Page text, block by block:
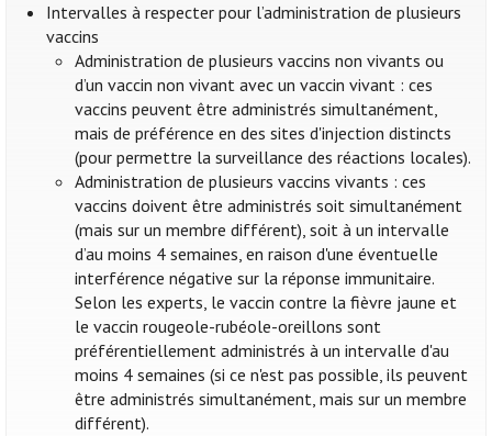
Intervalles à respecter pour l’administration de plusieurs
vaccins
Administration de plusieurs vaccins non vivants ou
d’un vaccin non vivant avec un vaccin vivant : ces
vaccins peuvent être administrés simultanément,
mais de préférence en des sites d'injection distincts
(pour permettre la surveillance des réactions locales).
Administration de plusieurs vaccins vivants : ces
vaccins doivent être administrés soit simultanément
(mais sur un membre différent), soit à un intervalle
d’au moins 4 semaines, en raison d'une éventuelle
interférence négative sur la réponse immunitaire.
Selon les experts, le vaccin contre la fièvre jaune et
le vaccin rougeole-rubéole-oreillons sont
préférentiellement administrés à un intervalle d'au
moins 4 semaines (si ce n'est pas possible, ils peuvent
être administrés simultanément, mais sur un membre
différent).